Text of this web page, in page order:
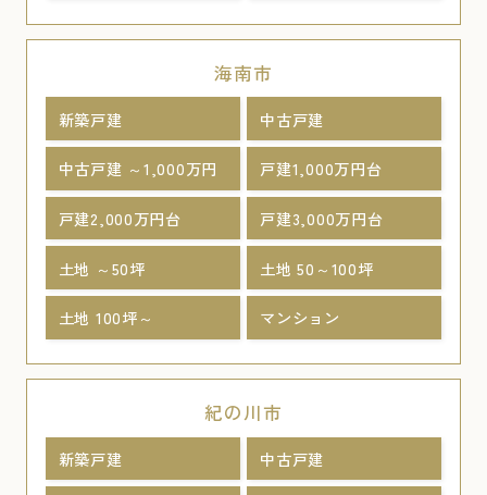
海南市
新築戸建 中古戸建
中古戸建 ～1,000万円 戸建1,000万円台
戸建2,000万円台 戸建3,000万円台
土地 ～50坪 土地 50～100坪
土地 100坪～ マンション
紀の川市
新築戸建 中古戸建